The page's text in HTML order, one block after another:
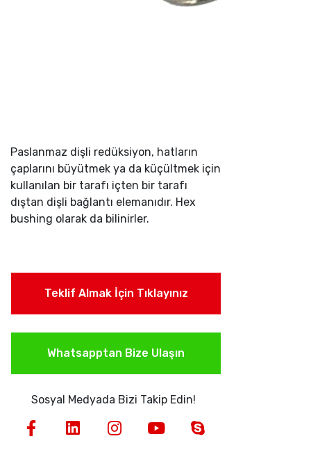
Paslanmaz dişli redüksiyon, hatların
çaplarını büyütmek ya da küçültmek için
kullanılan bir tarafı içten bir tarafı
dıştan dişli bağlantı elemanıdır. Hex
bushing olarak da bilinirler.
Teklif Almak İçin Tıklayınız
Whatsapptan Bize Ulaşın
Sosyal Medyada Bizi Takip Edin!